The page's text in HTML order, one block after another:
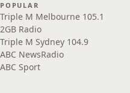
POPULAR
Triple M Melbourne 105.1
2GB Radio
Triple M Sydney 104.9
ABC NewsRadio
ABC Sport